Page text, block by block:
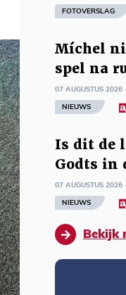
FOTOVERSLAG
Míchel
spel na
07 AUGUSTUS 2026
NIEUWS
Is dit de
Godts in
07 AUGUSTUS 2026
NIEUWS
Bekijk